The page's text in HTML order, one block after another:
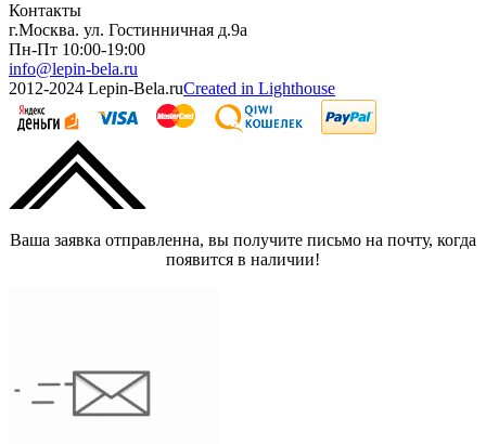
Контакты
г.Москва. ул. Гостинничная д.9а
Пн-Пт 10:00-19:00
info@lepin-bela.ru
2012-2024 Lepin-Bela.ruCreated in Lighthouse
Ваша заявка отправленна, вы получите письмо на почту, когда
появится в наличии!